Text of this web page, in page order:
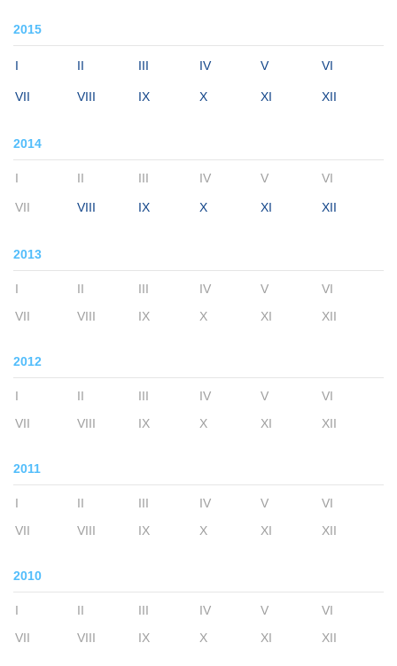
2015
I II III IV V VI
VII VIII IX X XI XII
2014
I II III IV V VI
VII VIII IX X XI XII
2013
I II III IV V
VI
VII
VIII IX X XI XII
2012
I II III IV V
VI
VII
VIII IX X XI XII
2011
I II III IV V
VI
VII
VIII IX X XI XII
2010
I II III IV V
VI
VII
VIII IX X XI XII